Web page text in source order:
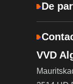
De
VVD